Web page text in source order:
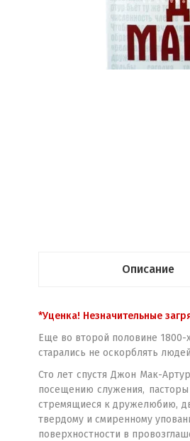
Описание
*Уценка! Незначительные
Еще во второй половине 1800-
старались не оскорблять
Сто лет спустя Джон Мак-
посещению служения, пасторы
стремящиеся к дружелюбию,
твердому и смиренному
поверхностности в